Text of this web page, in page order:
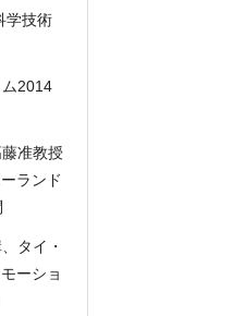
学技術
2014
准教授
ランド
タイ・
ーショ